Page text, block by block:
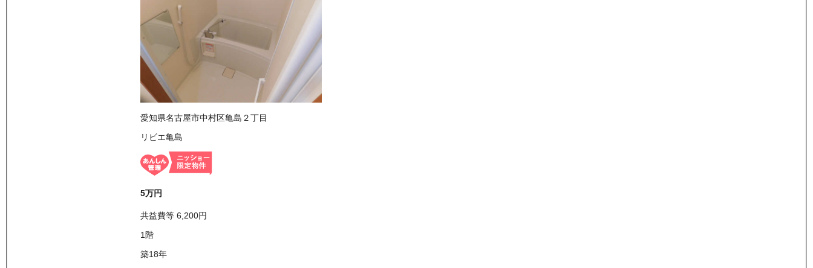
愛知県名古屋市中村区亀島２丁目
リビエ亀島
5万円
共益費等 6,200円
1 階
築18年